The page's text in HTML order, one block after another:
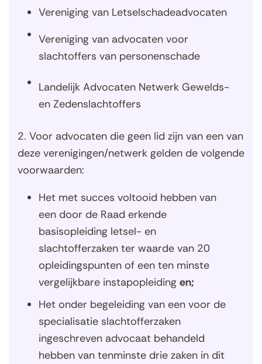
Vereniging van Letselschadeadvocaten
Vereniging van advocaten voor
slachtoffers van personenschade
Landelijk Advocaten Netwerk Gewelds-
en Zedenslachtoffers
2. Voor advocaten die geen lid zijn van een van
deze verenigingen/netwerk gelden de volgende
voorwaarden:
Het met succes voltooid hebben van
een door de Raad erkende
basisopleiding letsel- en
slachtofferzaken ter waarde van 20
opleidingspunten of een ten minste
vergelijkbare instapopleiding en;
Het onder begeleiding van een voor de
specialisatie slachtofferzaken
ingeschreven advocaat behandeld
hebben van tenminste drie zaken in dit